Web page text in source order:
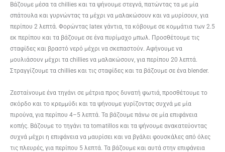
Βάζουμε μέσα τα chill­ies και τα ψήνουμε στεγνά, πατώντας τα με μία
σπάτουλα και γυρνώντας τα μέχρι να μαλακώσουν και να μυρίσουν, για
περίπου 2 λεπτά. Φορώντας latex γάντια, τα κόβουμε σε κομμάτια των 2.5
εκ περίπου και τα βάζουμε σε ένα πυρίμαχο μπωλ. Προσθέτουμε τις
σταφίδες και βραστό νερό μέχρι να σκεπαστούν. Αφήνουμε να
μουλιάσουν μέχρι τα chill­ies να μαλακώσουν, για περίπου 20 λεπτά.
Στραγγίζουμε τα chill­ies και τις σταφίδες και τα βάζουμε σε ένα blender.
Ζεσταίνουμε ένα τηγάνι σε μέτρια προς δυνατή φωτιά, προσθέτουμε το
σκόρδο και το κρεμμύδι και τα ψήνουμε γυρίζοντας συχνά με μία
πιρούνα, για περίπου 4–5 λεπτά. Τα βάζουμε πάνω σε μία επιφάνεια
κοπής. Βάζουμε το τηγάνι τα tomatil­los και τα ψήνουμε ανακατεύοντας
συχνά μέχρι η επιφάνεια να μαυρίσει και να βγάλει φουσκάλες από όλες
τις πλευρές, για περίπου 5 λεπτά. Τα βάζουμε και αυτά στην επιφάνεια